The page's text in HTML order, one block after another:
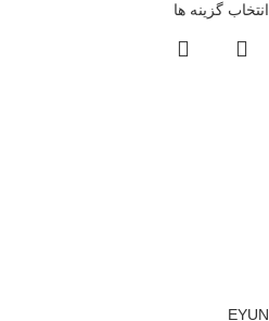
انتخاب گزینه ها
EYUN